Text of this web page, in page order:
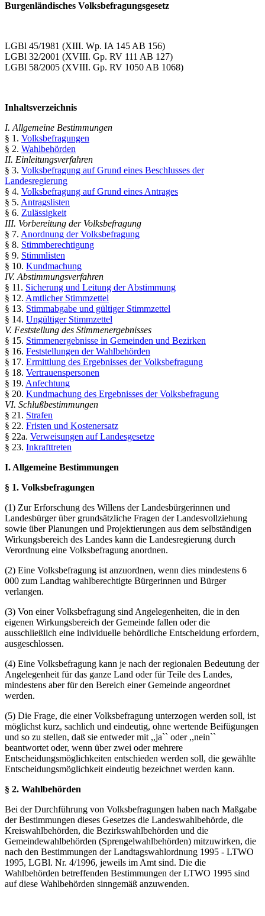
Burgenländisches Volksbefragungsgesetz
LGBl 45/1981 (XIII. Wp. IA 145 AB 156)
LGBl 32/2001 (XVIII. Gp. RV 111 AB 127)
LGBl 58/2005 (XVIII. Gp. RV 1050 AB 1068)
Inhaltsverzeichnis
I. Allgemeine Bestimmungen
§ 1. Volksbefragungen
§ 2. Wahlbehörden
II. Einleitungsverfahren
§ 3. Volksbefragung auf Grund eines Beschlusses der
Landesregierung
§ 4. Volksbefragung auf Grund eines Antrages
§ 5. Antragslisten
§ 6. Zulässigkeit
III. Vorbereitung der Volksbefragung
§ 7. Anordnung der Volksbefragung
§ 8. Stimmberechtigung
§ 9. Stimmlisten
§ 10. Kundmachung
IV. Abstimmungsverfahren
§ 11. Sicherung und Leitung der Abstimmung
§ 12. Amtlicher Stimmzettel
§ 13. Stimmabgabe und gültiger Stimmzettel
§ 14. Ungültiger Stimmzettel
V. Feststellung des Stimmenergebnisses
§ 15. Stimmenergebnisse in Gemeinden und Bezirken
§ 16. Feststellungen der Wahlbehörden
§ 17. Ermittlung des Ergebnisses der Volksbefragung
§ 18. Vertrauenspersonen
§ 19. Anfechtung
§ 20. Kundmachung des Ergebnisses der Volksbefragung
VI. Schlußbestimmungen
§ 21. Strafen
§ 22. Fristen und Kostenersatz
§ 22a. Verweisungen auf Landesgesetze
§ 23. Inkrafttreten
I. Allgemeine Bestimmungen
§ 1. Volksbefragungen
(1) Zur Erforschung des Willens der Landesbürgerinnen und
Landesbürger über grundsätzliche Fragen der Landesvollziehung
sowie über Planungen und Projektierungen aus dem selbständigen
Wirkungsbereich des Landes kann die Landesregierung durch
Verordnung eine Volksbefragung anordnen.
(2) Eine Volksbefragung ist anzuordnen, wenn dies mindestens 6
000 zum Landtag wahlberechtigte Bürgerinnen und Bürger
verlangen.
(3) Von einer Volksbefragung sind Angelegenheiten, die in den
eigenen Wirkungsbereich der Gemeinde fallen oder die
ausschließlich eine individuelle behördliche Entscheidung erfordern,
ausgeschlossen.
(4) Eine Volksbefragung kann je nach der regionalen Bedeutung der
Angelegenheit für das ganze Land oder für Teile des Landes,
mindestens aber für den Bereich einer Gemeinde angeordnet
werden.
(5) Die Frage, die einer Volksbefragung unterzogen werden soll, ist
möglichst kurz, sachlich und eindeutig, ohne wertende Beifügungen
und so zu stellen, daß sie entweder mit ,,ja`` oder ,,nein``
beantwortet oder, wenn über zwei oder mehrere
Entscheidungsmöglichkeiten entschieden werden soll, die gewählte
Entscheidungsmöglichkeit eindeutig bezeichnet werden kann.
§ 2. Wahlbehörden
Bei der Durchführung von Volksbefragungen haben nach Maßgabe
der Bestimmungen dieses Gesetzes die Landeswahlbehörde, die
Kreiswahlbehörden, die Bezirkswahlbehörden und die
Gemeindewahlbehörden (Sprengelwahlbehörden) mitzuwirken, die
nach den Bestimmungen der Landtagswahlordnung 1995 - LTWO
1995, LGBl. Nr. 4/1996, jeweils im Amt sind. Die die
Wahlbehörden betreffenden Bestimmungen der LTWO 1995 sind
auf diese Wahlbehörden sinngemäß anzuwenden.